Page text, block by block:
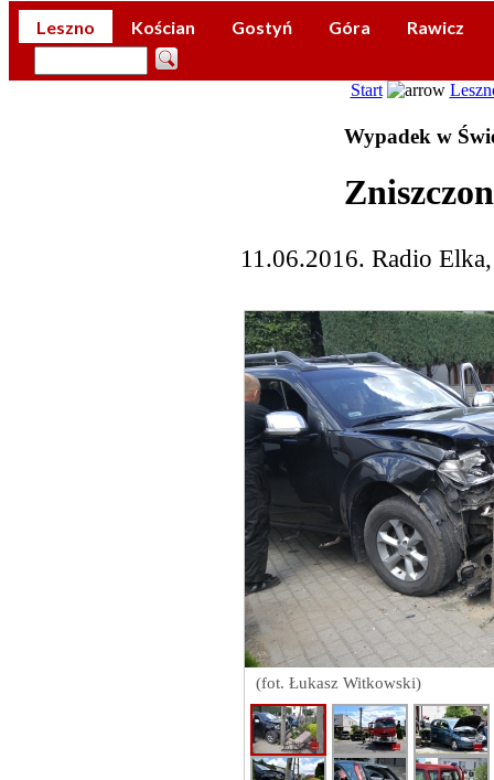
Leszno Kościan Gostyń Góra Rawicz
Start
Wypadek w
11.06.2016. Radio
(fot. Łukasz Witkowski)